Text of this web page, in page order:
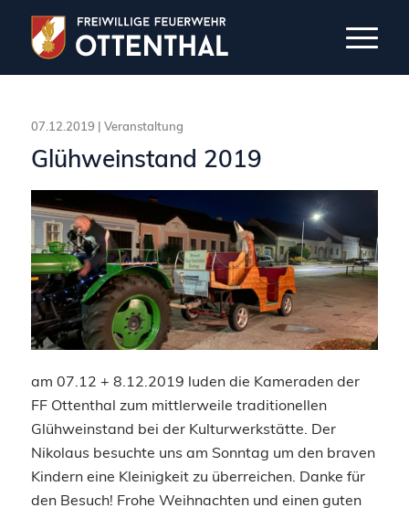
07.12.2019 | Veranstaltung
Glühweinstand 2019
am 07.12 + 8.12.2019 luden die Kameraden der
FF Ottenthal zum mittlerweile traditionellen
Glühweinstand bei der Kulturwerkstätte. Der
Nikolaus besuchte uns am Sonntag um den braven
Kindern eine Kleinigkeit zu überreichen. Danke für
den Besuch! Frohe Weihnachten und einen guten